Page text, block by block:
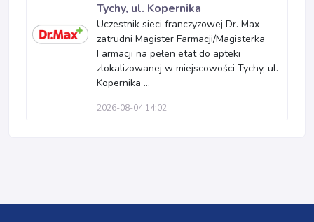
Tychy, ul. Kopernika
Uczestnik sieci franczyzowej Dr. Max
zatrudni Magister Farmacji/Magisterka
Farmacji na pełen etat do apteki
zlokalizowanej w miejscowości Tychy, ul.
Kopernika ...
2026-08-04 14:02